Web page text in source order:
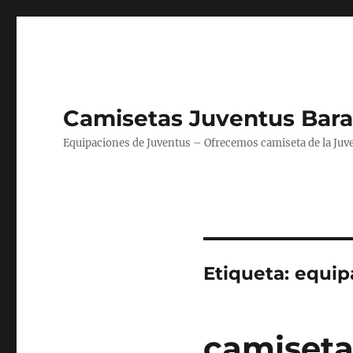
Camisetas Juventus
Equipaciones de Juventus – Ofrecemos camiseta de la
Etiqueta: